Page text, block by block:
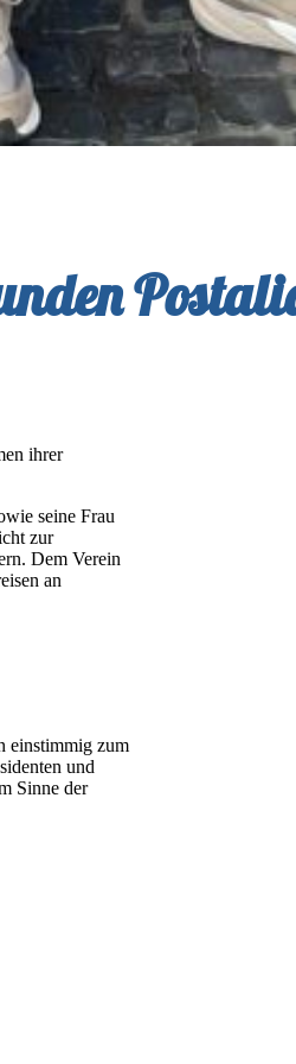
ihrer
seine Frau
zur
Dem Verein
an
einstimmig zum
und
Sinne der